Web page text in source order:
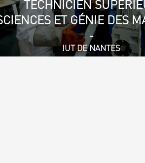
TECHNICIEN
ET GÉNIE DES
-
IUT DE NANTES